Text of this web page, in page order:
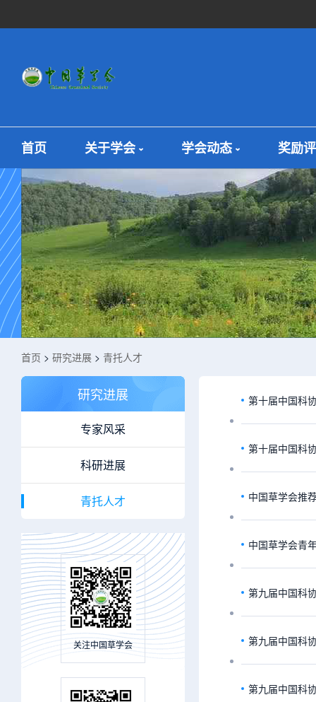
首页 关于学会 学会动态 奖励
首页 > 研究进展 > 青托人才
研究进展
专家风采
科研进展
青托人才
关注中国草学会
第十届中国科
第十届中国科
中国草学会推
中国草学会青
第九届中国科
第九届中国科
第九届中国科